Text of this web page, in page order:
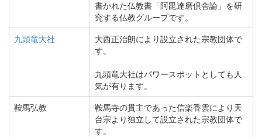
書かれた仏教書「阿毘達磨倶舎論」を研
究する仏教グループです。
九頭竜大社
大西正治朗により設立された宗教団体で
す。
九頭竜大社はパワースポットとしても人
気が有ります。
鞍馬弘教
鞍馬寺の貫主であった信楽香雲により天
台宗より独立して設立された宗教団体で
す。